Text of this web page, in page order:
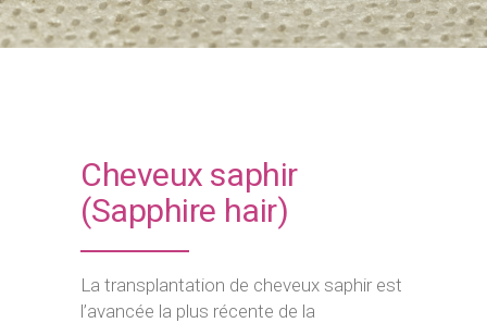
Cheveux saphir
(Sapphire hair)
La transplantation de cheveux saphir est
l’avancée la plus récente de la